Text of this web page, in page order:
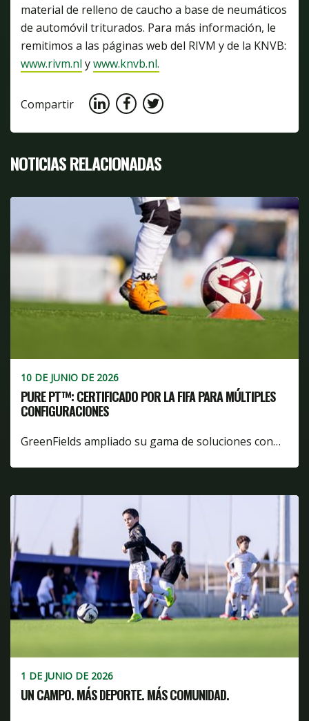
material de relleno de caucho a base de neumáticos
de automóvil triturados. Para más información, le
remitimos a las páginas web del RIVM y de la KNVB:
www.rivm.nl ywww.knvb.nl.
Compartir
NOTICIAS RELACIONADAS
10 DE JUNIO DE 2026
PURE PT™: CERTIFICADO POR LA FIFA PARA MÚLTIPLES
CONFIGURACIONES
GreenFields ampliado su gama de soluciones con…
1 DE JUNIO DE 2026
UN CAMPO. MÁS DEPORTE. MÁS COMUNIDAD.